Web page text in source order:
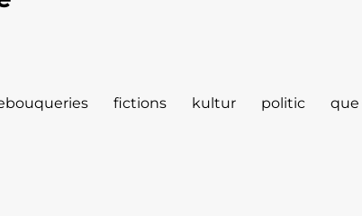
fictions kultur politic